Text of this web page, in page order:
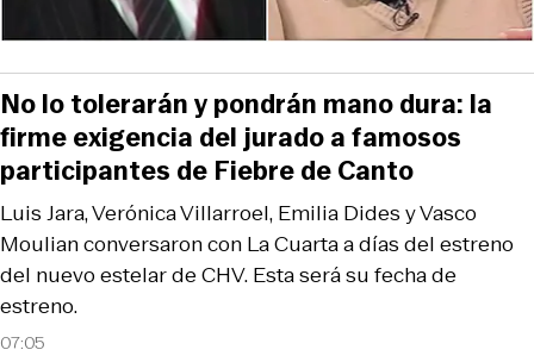
07:05
Luis Jara, Verónica Villarroel, Emilia Dides y Vasco
Moulian conversaron con La Cuarta a días del estreno
del nuevo estelar de CHV. Esta será su fecha de
estreno.
No lo tolerarán y pondrán mano dura: la
firme exigencia del jurado a famosos
participantes de Fiebre de Canto